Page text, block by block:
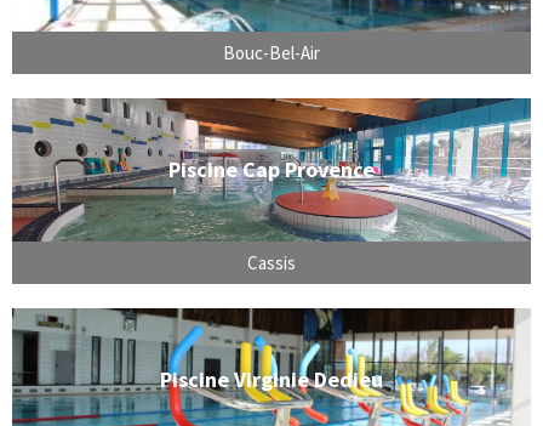
Bouc-Bel-Air
Piscine Cap Provence
Cassis
Piscine Virginie Dedieu